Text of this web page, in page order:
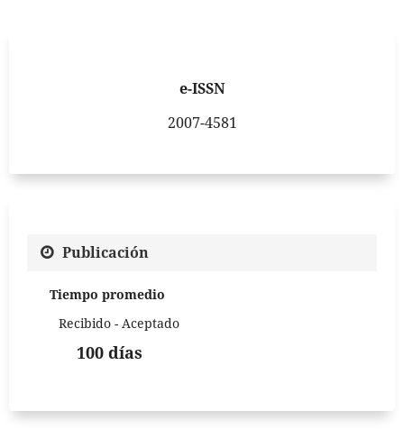
e-ISSN
2007-4581
Publicación
Tiempo promedio
Recibido - Aceptado
100 días